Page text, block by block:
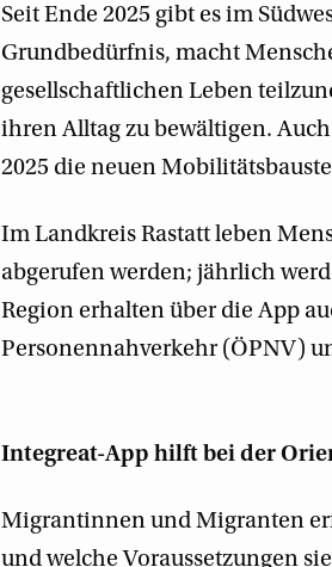
Seit Ende 2025 gibt es im
Grundbedürfnis, macht
gesellschaftlichen Leben
ihren Alltag zu bewältigen.
2025 die neuen
Im Landkreis Rastatt leben
abgerufen werden; jährlich
Region erhalten über die App
Personennahverkehr (ÖPNV)
Integreat-App hilft bei der
Migrantinnen und Migranten
und welche Voraussetzungen